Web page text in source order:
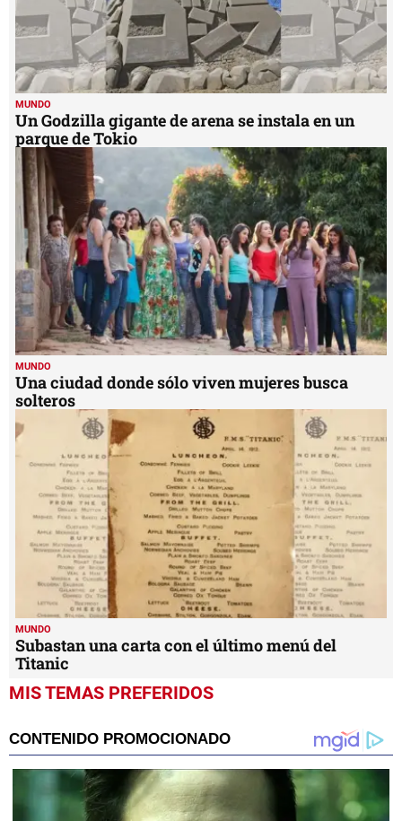
MUNDO
Un Godzilla gigante de arena se instala en un
parque de Tokio
MUNDO
Una ciudad donde sólo viven mujeres busca
solteros
MUNDO
Subastan una carta con el último menú del
Titanic
MIS TEMAS PREFERIDOS